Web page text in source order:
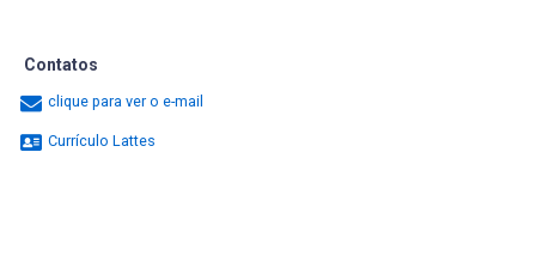
Contatos
clique para ver o e-mail
Currículo Lattes